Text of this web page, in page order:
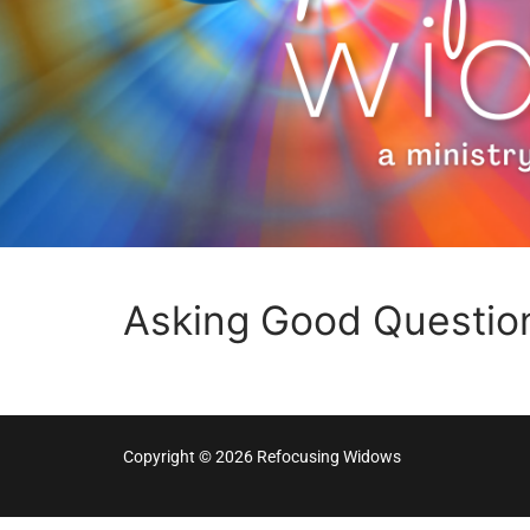
Asking Good
Copyright © 2026 Refocusing Widows